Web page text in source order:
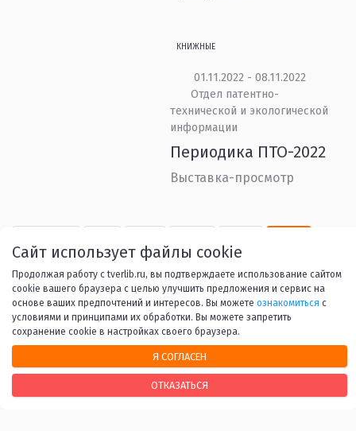
КНИЖНЫЕ
01.11.2022 - 08.11.2022
Отдел патентно-
технической и экологической
информации
Периодика ПТО-2022
Выставка-просмотр
29 30 ... 53 Вперед
Сайт использует файлы cookie
Продолжая работу с tverlib.ru, вы подтверждаете использование сайтом
cookie вашего браузера с целью улучшить предложения и сервис на
основе ваших предпочтений и интересов. Вы можете ознакомиться с
условиями и принципами их обработки. Вы можете запретить
сохранение cookie в настройках своего браузера.
Я СОГЛАСЕН
ОТКАЗАТЬСЯ